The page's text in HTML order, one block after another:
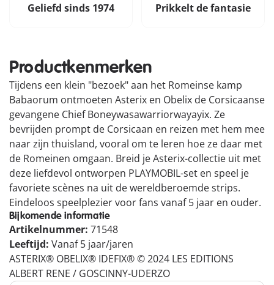
Geliefd sinds 1974 Prikkelt de fantasie
Productkenmerken
Tijdens een klein "bezoek" aan het Romeinse kamp
Babaorum ontmoeten Asterix en Obelix de Corsicaanse
gevangene Chief Boneywasawarriorwayayix. Ze
bevrijden prompt de Corsicaan en reizen met hem mee
naar zijn thuisland, vooral om te leren hoe ze daar met
de Romeinen omgaan. Breid je Asterix-collectie uit met
deze liefdevol ontworpen PLAYMOBIL-set en speel je
favoriete scènes na uit de wereldberoemde strips.
Eindeloos speelplezier voor fans vanaf 5 jaar en ouder.
Bijkomende informatie
Artikelnummer: 71548
Leeftijd: Vanaf 5 jaar/jaren
ASTERIX® OBELIX® IDEFIX® © 2024 LES EDITIONS
ALBERT RENE / GOSCINNY-UDERZO